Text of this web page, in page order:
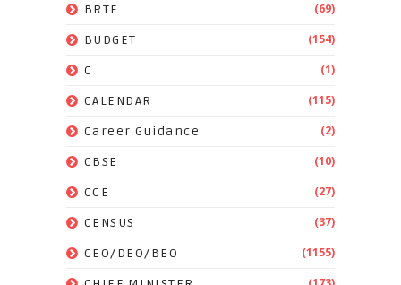
BRTE (69)
BUDGET (154)
C (1)
CALENDAR (115)
Career Guidance (2)
CBSE (10)
CCE (27)
CENSUS (37)
CEO/DEO/BEO (1155)